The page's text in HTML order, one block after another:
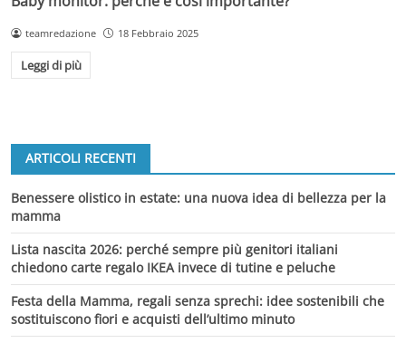
teamredazione 18 Febbraio 2025
Leggi di più
ARTICOLI RECENTI
Benessere olistico in estate: una nuova idea di bellezza per la
mamma
Lista nascita 2026: perché sempre più genitori italiani
chiedono carte regalo IKEA invece di tutine e peluche
Festa della Mamma, regali senza sprechi: idee sostenibili che
sostituiscono fiori e acquisti dell’ultimo minuto